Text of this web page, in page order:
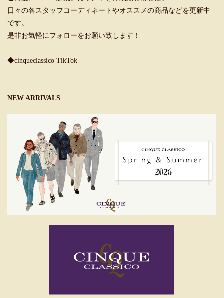
日々の各スタッフコーディネートやオススメの商品などを更新中
です。
是非お気軽にフォローをお願い致します！
◆cinqueclassico TikTok
NEW ARRIVALS